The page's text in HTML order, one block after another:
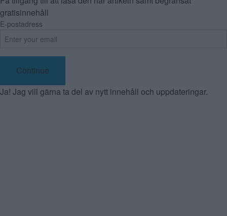
gratisinnehåll
E-postadress
Continue
Ja! Jag vill gärna ta del av nytt innehåll och uppdateringar.